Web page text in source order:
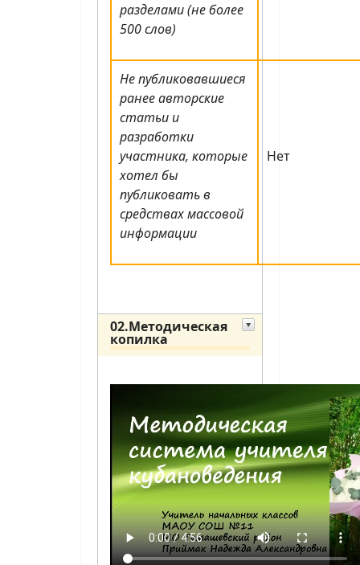
разделами (не более
500 слов)
Не публиковавшиеся
ранее авторские
статьи и
разработки
участника, которые
хотел бы
публиковать в
средствах массовой
информации
Нет
02.Методическая
копилка